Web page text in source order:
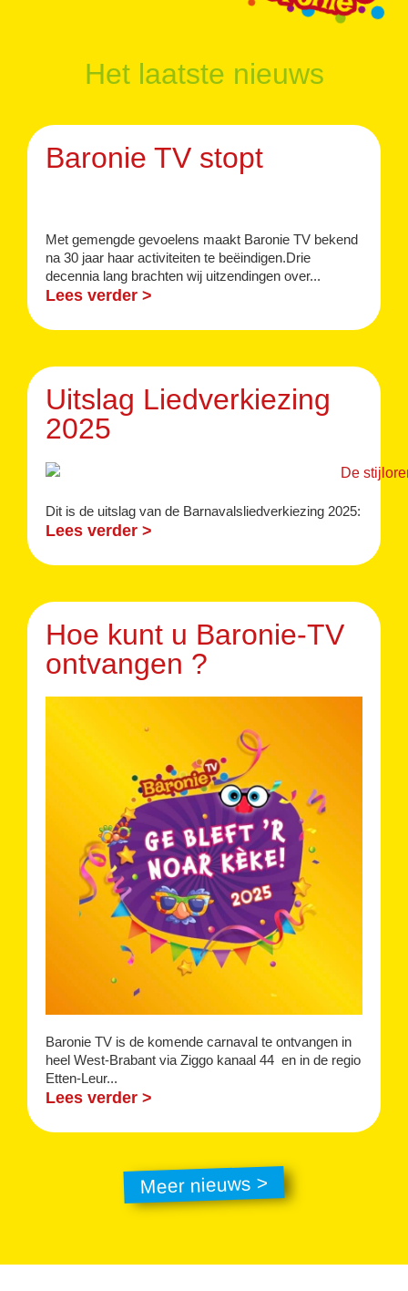
Het laatste nieuws
Baronie TV stopt
Met gemengde gevoelens maakt Baronie TV bekend
na 30 jaar haar activiteiten te beëindigen.Drie
decennia lang brachten wij uitzendingen over...
Lees verder >
Uitslag Liedverkiezing
2025
Dit is de uitslag van de Barnavalsliedverkiezing 2025:
Lees verder >
Hoe kunt u Baronie-TV
ontvangen ?
Baronie TV is de komende carnaval te ontvangen in
heel West-Brabant via Ziggo kanaal 44 en in de regio
Etten-Leur...
Lees verder >
Meer nieuws >